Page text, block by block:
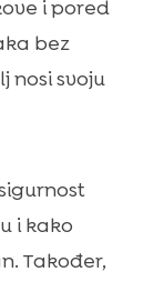
omogućiti
za
ne izlaze)
i pored
bez
nosi svoju
i kako
Također,